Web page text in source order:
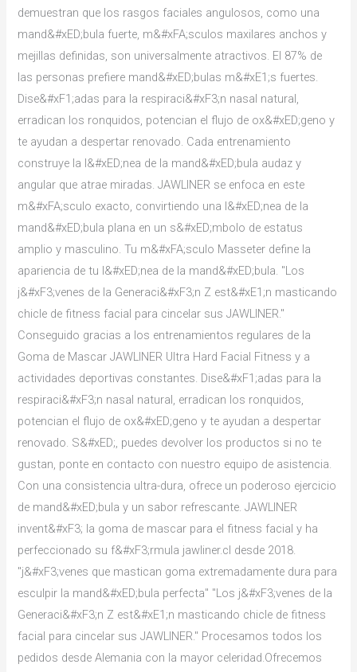
demuestran que los rasgos faciales angulosos, como una
mand&#xED;bula fuerte, m&#xFA;sculos maxilares anchos y
mejillas definidas, son universalmente atractivos. El 87% de
las personas prefiere mand&#xED;bulas m&#xE1;s fuertes.
Dise&#xF1;adas para la respiraci&#xF3;n nasal natural,
erradican los ronquidos, potencian el flujo de ox&#xED;geno y
te ayudan a despertar renovado. Cada entrenamiento
construye la l&#xED;nea de la mand&#xED;bula audaz y
angular que atrae miradas. JAWLINER se enfoca en este
m&#xFA;sculo exacto, convirtiendo una l&#xED;nea de la
mand&#xED;bula plana en un s&#xED;mbolo de estatus
amplio y masculino. Tu m&#xFA;sculo Masseter define la
apariencia de tu l&#xED;nea de la mand&#xED;bula. "Los
j&#xF3;venes de la Generaci&#xF3;n Z est&#xE1;n masticando
chicle de fitness facial para cincelar sus JAWLINER."
Conseguido gracias a los entrenamientos regulares de la
Goma de Mascar JAWLINER Ultra Hard Facial Fitness y a
actividades deportivas constantes. Dise&#xF1;adas para la
respiraci&#xF3;n nasal natural, erradican los ronquidos,
potencian el flujo de ox&#xED;geno y te ayudan a despertar
renovado. S&#xED;, puedes devolver los productos si no te
gustan, ponte en contacto con nuestro equipo de asistencia.
Con una consistencia ultra-dura, ofrece un poderoso ejercicio
de mand&#xED;bula y un sabor refrescante. JAWLINER
invent&#xF3; la goma de mascar para el fitness facial y ha
perfeccionado su f&#xF3;rmula jawliner.cl desde 2018.
"j&#xF3;venes que mastican goma extremadamente dura para
esculpir la mand&#xED;bula perfecta" "Los j&#xF3;venes de la
Generaci&#xF3;n Z est&#xE1;n masticando chicle de fitness
facial para cincelar sus JAWLINER." Procesamos todos los
pedidos desde Alemania con la mayor celeridad.Ofrecemos